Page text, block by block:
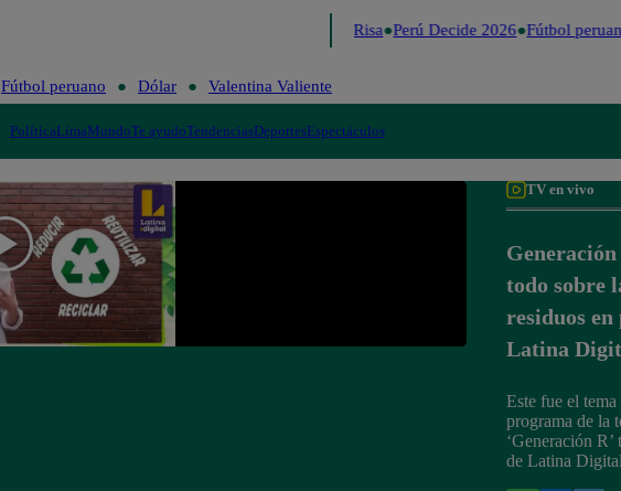
Me Caigo de Risa Perú Decide 2026 Fútbol
Fútbol peruano Dólar Valentina Valiente
PolíticaLimaMundoTe ayudoTendenciasDeportesEspectáculos
TV en vivo
todo sobre
residuos en
Latina
Este fue el
programa de la
‘Generación
de Latina